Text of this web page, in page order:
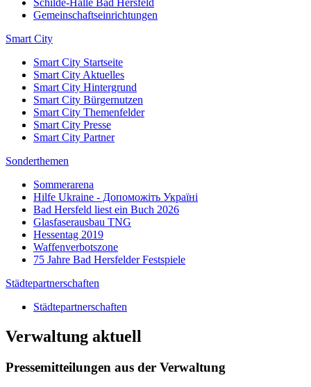
Gemeinschaftseinrichtungen
Smart City
Smart City Startseite
Smart City Aktuelles
Smart City Hintergrund
Smart City Bürgernutzen
Smart City Themenfelder
Smart City Presse
Smart City Partner
Sonderthemen
Sommerarena
Hilfe Ukraine - Допоможіть Україні
Bad Hersfeld liest ein Buch 2026
Glasfaserausbau TNG
Hessentag 2019
Waffenverbotszone
75 Jahre Bad Hersfelder Festspiele
Städtepartnerschaften
Städtepartnerschaften
Verwaltung aktuell
Pressemitteilungen aus der Verwaltung